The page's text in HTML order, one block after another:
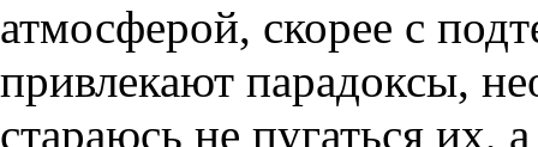
атмосферой, скорее с
привлекают парадоксы,
стараюсь не пугаться их,